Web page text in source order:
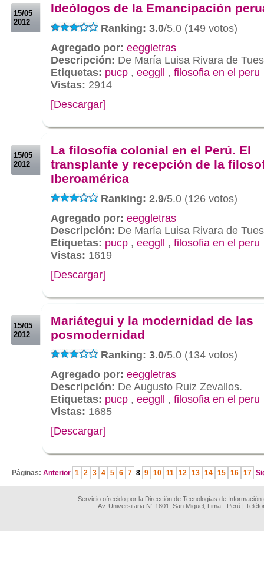
15/05
2012
Ideólogos de la Emancipación
Ranking: 3.0/5.0 (149 votos)
Agregado por: eeggletras
Descripción: De María Luisa Rivara de
Etiquetas: pucp , eeggll , filosofia en el peru
Vistas: 2914
[Descargar]
15/05
2012
La filosofía colonial en el Perú. El
transplante y recepción de la
Iberoamérica
Ranking: 2.9/5.0 (126 votos)
Agregado por: eeggletras
Descripción: De María Luisa Rivara de
Etiquetas: pucp , eeggll , filosofia en el peru
Vistas: 1619
[Descargar]
15/05
2012
Mariátegui y la modernidad de las
posmodernidad
Ranking: 3.0/5.0 (134 votos)
Agregado por: eeggletras
Descripción: De Augusto Ruiz Zevallos.
Etiquetas: pucp , eeggll , filosofia en el peru
Vistas: 1685
[Descargar]
Páginas: Anterior 1 2 3 4 5 6 7 8 9 10 11 12 13 14 15 16 17
Servicio ofrecido por la Dirección de Tecnologías de
Av. Universitaria N° 1801, San Miguel, Lima - Perú |